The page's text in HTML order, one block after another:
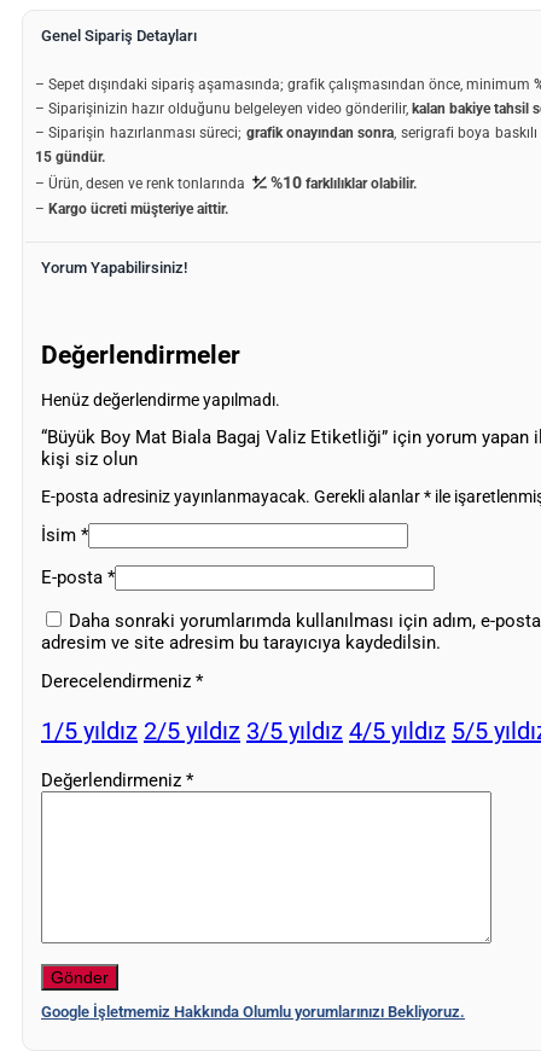
Genel Sipariş Detayları
– Sepet dışındaki sipariş aşamasında; grafik çalışmasından önce, minimum
– Siparişinizin hazır olduğunu belgeleyen video gönderilir, kalan bakiye tahsil
– Siparişin hazırlanması süreci; grafik onayından sonra, serigrafi boya
15 gündür.
– Ürün, desen ve renk tonlarında
%10 farklılıklar olabilir.
– Kargo ücreti müşteriye aittir.
Yorum Yapabilirsiniz!
Değerlendirmeler
Henüz değerlendirme yapılmadı.
“Büyük Boy Mat Biala Bagaj Valiz Etiketliği” için yorum yapan
kişi siz olun
E-posta adresiniz yayınlanmayacak. Gerekli alanlar* ile
İsim *
E-posta *
Daha sonraki yorumlarımda kullanılması için adım, e-posta
adresim ve site adresim bu tarayıcıya kaydedilsin.
Derecelendirmeniz *
1/5 yıldız 2/5 yıldız 3/5 yıldız 4/5 yıldız 5/5
Değerlendirmeniz *
Google İşletmemiz Hakkında Olumlu yorumlarınızı Bekliyoruz.